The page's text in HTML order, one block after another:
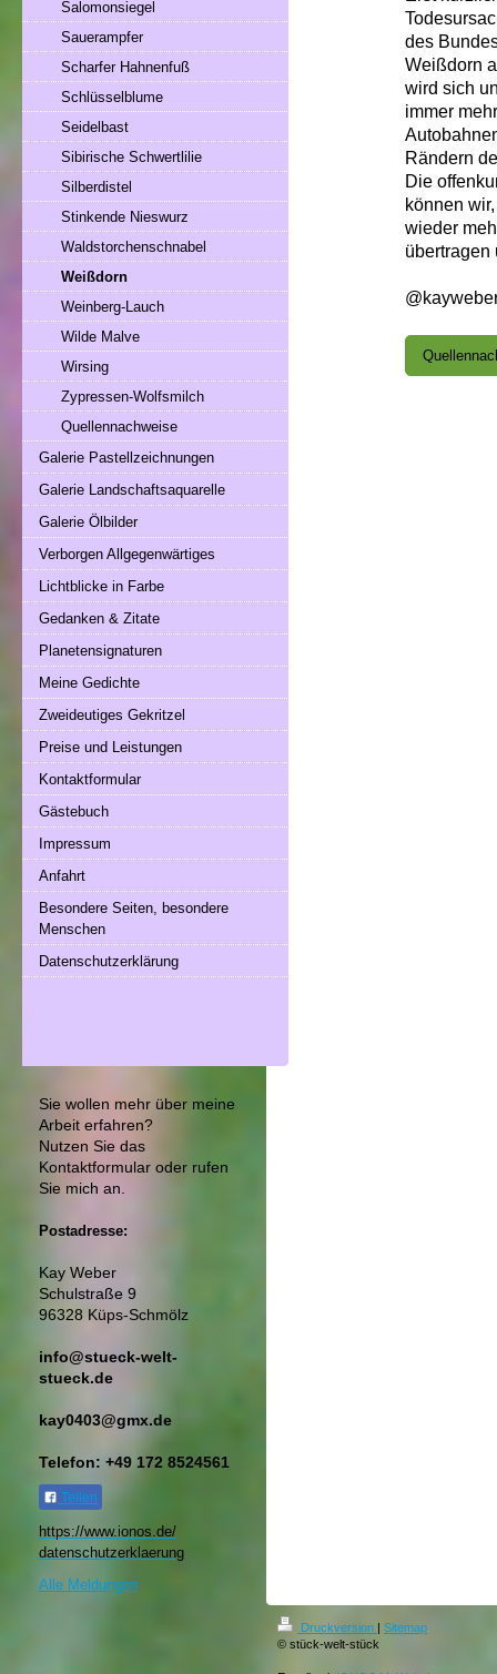
des
Weißdorn
wird sich
immer
Rändern
Die
können
wieder
übertragen
Salomonsiegel
Sauerampfer
Scharfer Hahnenfuß
Schlüsselblume
Seidelbast
Sibirische Schwertlilie
Silberdistel
Stinkende Nieswurz
Waldstorchenschnabel
Weißdorn
Weinberg-Lauch
Wilde Malve
Wirsing
Zypressen-Wolfsmilch
Quellennachweise
Galerie Pastellzeichnungen
Galerie Landschaftsaquarelle
Galerie Ölbilder
Verborgen Allgegenwärtiges
Lichtblicke in Farbe
Gedanken & Zitate
Planetensignaturen
Meine Gedichte
Zweideutiges Gekritzel
Preise und Leistungen
Kontaktformular
Gästebuch
Impressum
Anfahrt
Besondere Seiten, besondere
Menschen
Datenschutzerklärung
Sie wollen mehr über meine
Arbeit erfahren?
Nutzen Sie das
Kontaktformular oder rufen
Sie mich an.
Postadresse:
Kay Weber
Schulstraße 9
96328 Küps-Schmölz
info@stueck-welt-
stueck.de
kay0403@gmx.de
Telefon: +49 172 8524561
Teilen
https://www.ionos.de/
datenschutzerklaerung​
Alle Meldungen
Druckversion | Sitemap
© stück-welt-stück